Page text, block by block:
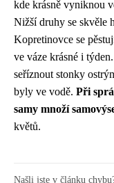
kde krásně vyniknou
Nižší druhy se skvěle
Kopretinovce se
ve váze krásné i
seříznout stonky
byly ve vodě. Při
samy množí
květů.
Našli jste v článku